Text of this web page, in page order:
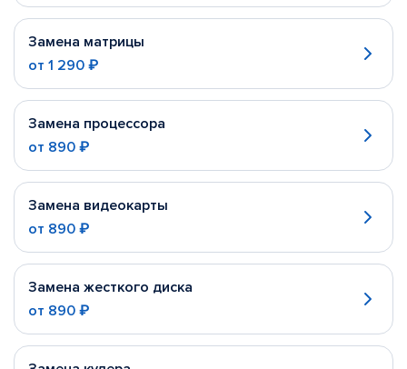
Замена матрицы
от 1 290 ₽
Замена процессора
от 890 ₽
Замена видеокарты
от 890 ₽
Замена жесткого диска
от 890 ₽